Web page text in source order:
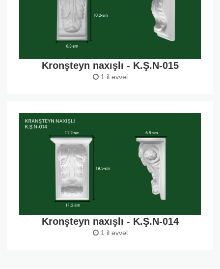
Kronşteyn naxışlı - K.Ş.N-015
1 il əvvəl
Kronşteyn naxışlı - K.Ş.N-014
1 il əvvəl